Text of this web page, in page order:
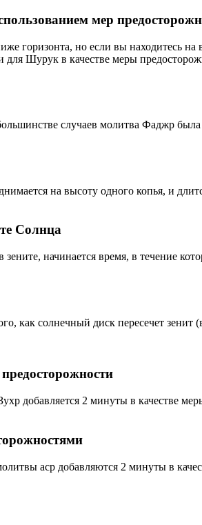
мер
горизонта, но если вы находитесь
Шурук в качестве меры
случаев молитва Фаджр
на высоту одного копья, и
Солнца
начинается время, в течение
как солнечный диск пересечет
добавляется 2 минуты в качестве
аср добавляются 2 минуты в